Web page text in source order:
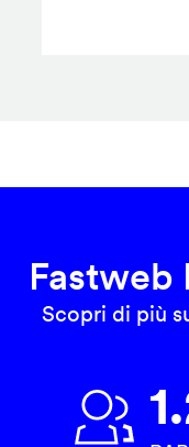
Fastweb
Scopri di più